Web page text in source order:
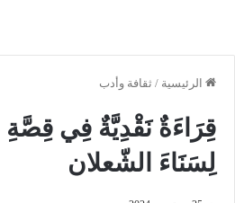
الرئيسية / ثقافة وأدب
قِرَاءَةٌ نَقْدِيَّةٌ فِي قِصَّةِ
لِسَنَاءَ الشّعلان